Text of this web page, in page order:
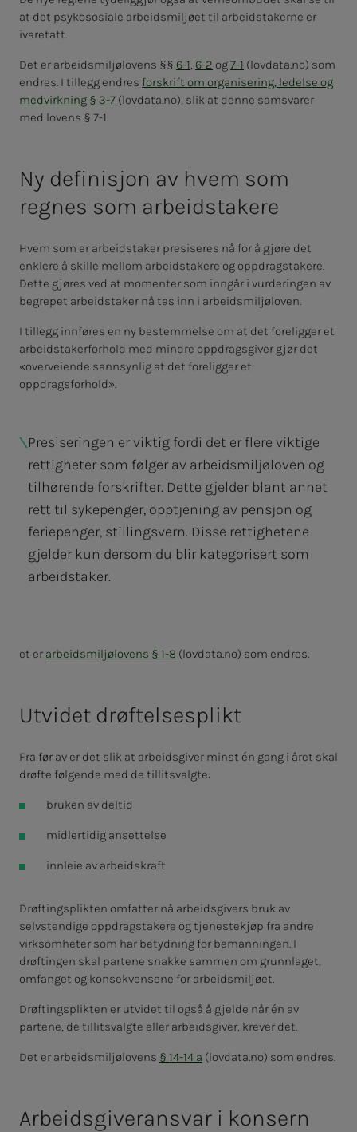
at det psykososiale arbeidsmiljøet til arbeidstakerne er
ivaretatt.
Det er arbeidsmiljølovens §§ 6-1, 6-2 og7-1 (lovdata.no) som
endres. I tillegg endres forskrift om organisering, ledelse og
medvirkning § 3-7 (lovdata.no), slik at denne samsvarer
med lovens § 7-1.
Ny definisjon av hvem som
regnes som arbeidstakere
Hvem som er arbeidstaker presiseres nå for å gjøre det
enklere å skille mellom arbeidstakere og oppdragstakere.
Dette gjøres ved at momenter som inngår i vurderingen av
begrepet arbeidstaker nå tas inn i arbeidsmiljøloven.
I tillegg innføres en ny bestemmelse om at det foreligger et
arbeidstakerforhold med mindre oppdragsgiver gjør det
«overveiende sannsynlig at det foreligger et
oppdragsforhold».
Presiseringen er viktig fordi det er flere viktige
rettigheter som følger av arbeidsmiljøloven og
tilhørende forskrifter. Dette gjelder blant annet
rett til sykepenger, opptjening av pensjon og
feriepenger, stillingsvern. Disse rettighetene
gjelder kun dersom du blir kategorisert som
arbeidstaker.
et er arbeidsmiljølovens § 1-8 (lovdata.no) som endres.
Utvidet drøftelsesplikt
Fra før av er det slik at arbeidsgiver minst én gang i året skal
drøfte følgende med de tillitsvalgte:
bruken av deltid
midlertidig ansettelse
innleie av arbeidskraft
Drøftingsplikten omfatter nå arbeidsgivers bruk av
selvstendige oppdragstakere og tjenestekjøp fra andre
virksomheter som har betydning for bemanningen. I
drøftingen skal partene snakke sammen om grunnlaget,
omfanget og konsekvensene for arbeidsmiljøet.
Drøftingsplikten er utvidet til også å gjelde når én av
partene, de tillitsvalgte eller arbeidsgiver, krever det.
Det er arbeidsmiljølovens § 14-14 a (lovdata.no) som endres.
Arbeidsgiveransvar i konsern